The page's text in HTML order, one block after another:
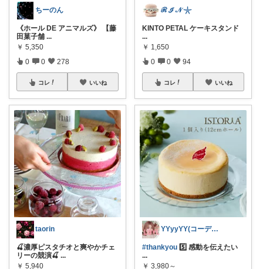
ちーのん
《ホール DE アニマルズ》 【藤
田菓子舗 ...
￥ 5,350
0 0 278
コレ いいね
taorin
🍒濃厚ピスタチオと爽やかチェ
リーの競演🍒 ...
￥ 5,940
ℛ ℐ 𝒩 𓇼
KINTO PETAL ケーキスタンド
...
￥ 1,650
0 0 94
コレ いいね
YYyyYY(コーデやってます🐢🐾)
#thankyou 5️⃣ 感動を伝えたい
...
￥ 3,980～